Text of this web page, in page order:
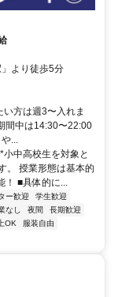
より徒歩5分
方は週3〜入れま
間中は14:30〜22:00
...
中高校生を対象と
。 授業形態は基本的
！ ■具体的に...
ー歓迎
学生歓迎
なし 夜間
長期歓迎
OK
服装自由